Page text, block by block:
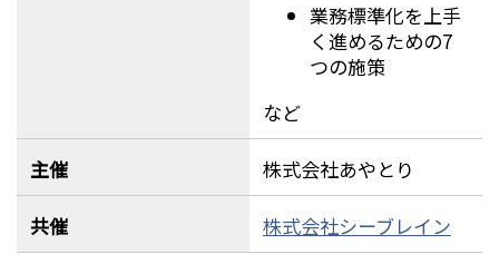
業務標準化を上手
く進めるための7
つの施策
など
主催 株式会社あやとり
共催 株式会社シーブレイン